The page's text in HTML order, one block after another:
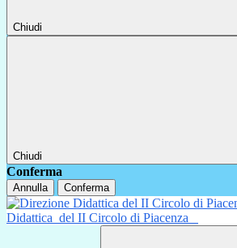
Chiudi
Chiudi
Conferma
Annulla Conferma
Didattica del II Circolo di Piacenza